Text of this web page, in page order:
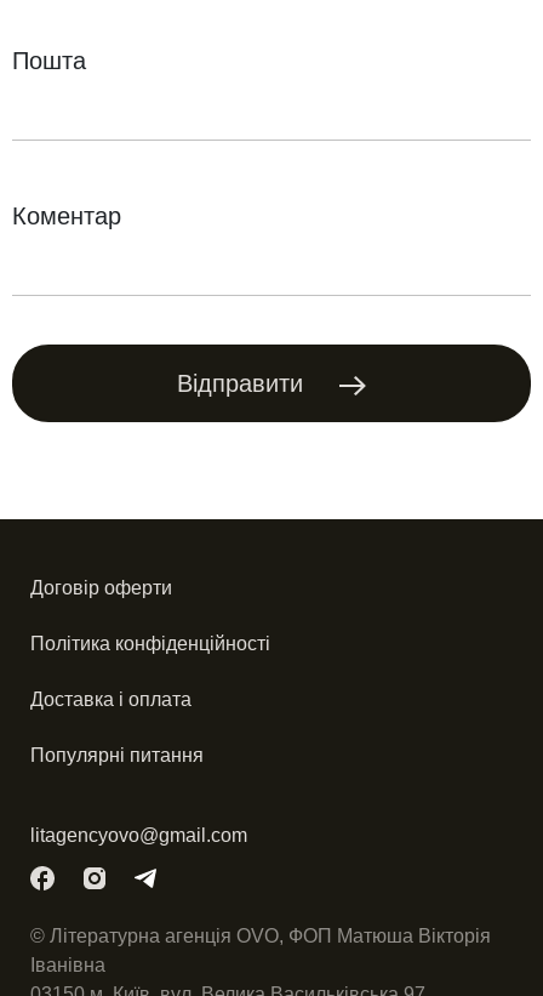
Пошта
Коментар
Відправити
Договір оферти
Політика конфіденційності
Доставка і оплата
Популярні питання
litagencyovo@gmail.com
© Літературна агенція OVO, ФОП Матюша Вікторія
Іванівна